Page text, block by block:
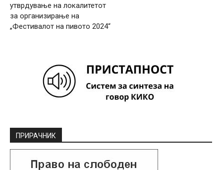
утврдување на локалитетот
за организирање на
„Фестивалот на пивото 2024“
ПРИРАЧНИК